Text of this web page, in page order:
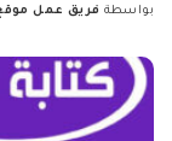
بواسطة فريق عمل